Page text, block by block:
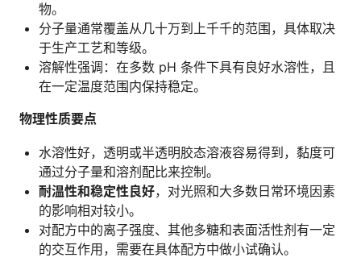
物。
分子量通常覆盖从几十万到上千千的范围，具体取决
于生产工艺和等级。
溶解性强调：在多数 pH 条件下具有良好水溶性，且
在一定温度范围内保持稳定。
物理性质要点
水溶性好，透明或半透明胶态溶液容易得到，黏度可
通过分子量和溶剂配比来控制。
耐温性和稳定性良好，对光照和大多数日常环境因素
的影响相对较小。
对配方中的离子强度、其他多糖和表面活性剂有一定
的交互作用，需要在具体配方中做小试确认。